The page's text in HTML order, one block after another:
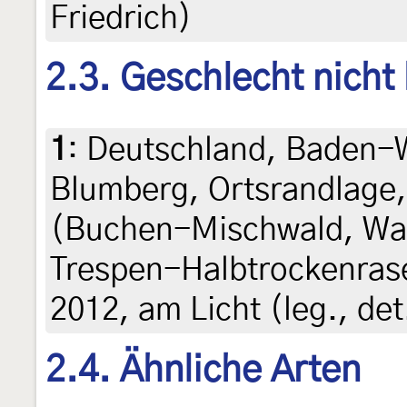
Friedrich)
2.3. Geschlecht nicht
1 : Deutschland, Baden-
Blumberg,
(Buchen-Mischwald,
Trespen-
2012, am Licht (leg.,
2.4. Ähnliche Arten